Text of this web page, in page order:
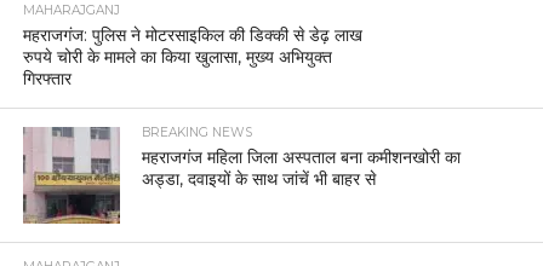
MAHARAJGANJ
महराजगंज: पुलिस ने मोटरसाइकिल की डिक्की से डेढ़ लाख
रुपये चोरी के मामले का किया खुलासा, मुख्य अभियुक्त
गिरफ्तार
BREAKING NEWS
महराजगंज महिला जिला अस्पताल बना कमीशनखोरी का
अड्डा, दवाइयों के साथ जांचें भी बाहर से